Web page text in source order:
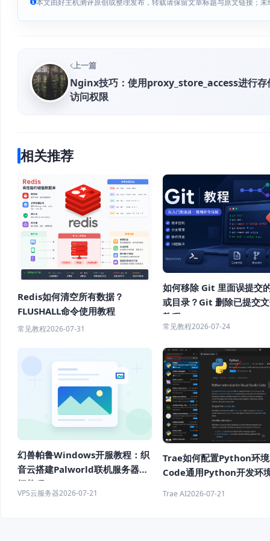
本文由好主机测评原创或整理发布，转载请保留文章标题与原文链接；
上一篇
Nginx技巧：使用proxy_store_access进行存
访问权限
相关推荐
Redis如何清空所有数据？
FLUSHALL命令使用教程
常见教程2026-07-31
如何移除 Git 里面误提交
或目录？Git 删除已提交
教程
常见教程2026-07-24
幻兽帕鲁Windows开服教程：织
音云搭建Palworld联机服务器详
细教程
VPS云服务器2026-07-21
Trae如何配置Python环境
Code通用Python开发环
Trae AI2026-07-21